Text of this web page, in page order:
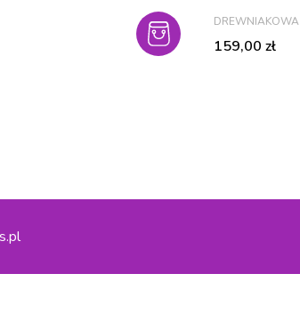
PRODUCENT
DREWNIAKOWA
Cena
159,00 zł